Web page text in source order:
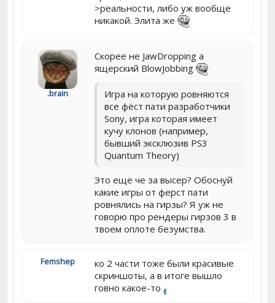
>реальности, либо уж вообще
никакой. Элита же
.brain
Скорее не JawDropping а
ящерский BlowJobbing
Игра на которую ровняются
все фёст пати разработчики
Sony, игра которая имеет
кучу клонов (например,
бывший эксклюзив PS3
Quantum Theory)
Это еще че за высер? Обоснуй
какие игры от ферст пати
ровнялись на гирзы? Я уж не
говорю про рендеры гирзов 3 в
твоем оплоте безумства.
Femshep
ко 2 части тоже были красивые
скриншоты, а в итоге вышло
говно какое-то